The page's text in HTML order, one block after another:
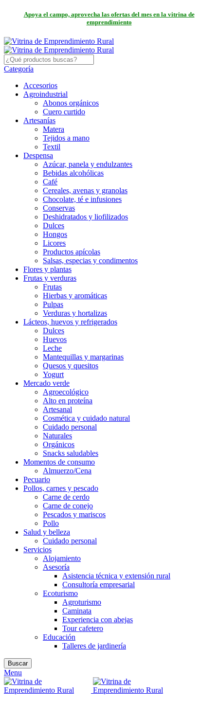
Apoya el campo, aprovecha las ofertas del mes en la vitrina de
emprendimiento
Categoría
Accesorios
Agroindustrial
Abonos orgánicos
Cuero curtido
Artesanías
Matera
Tejidos a mano
Textil
Despensa
Azúcar, panela y endulzantes
Bebidas alcohólicas
Café
Cereales, avenas y granolas
Chocolate, té e infusiones
Conservas
Deshidratados y liofilizados
Dulces
Hongos
Licores
Productos apícolas
Salsas, especias y condimentos
Flores y plantas
Frutas y verduras
Frutas
Hierbas y aromáticas
Pulpas
Verduras y hortalizas
Lácteos, huevos y refrigerados
Dulces
Huevos
Leche
Mantequillas y margarinas
Quesos y quesitos
Yogurt
Mercado verde
Agroecológico
Alto en proteína
Artesanal
Cosmética y cuidado natural
Cuidado personal
Naturales
Orgánicos
Snacks saludables
Momentos de consumo
Almuerzo/Cena
Pecuario
Pollos, carnes y pescado
Carne de cerdo
Carne de conejo
Pescados y mariscos
Pollo
Salud y belleza
Cuidado personal
Servicios
Alojamiento
Asesoría
Asistencia técnica y extensión rural
Consultoría empresarial
Ecoturismo
Agroturismo
Caminata
Experiencia con abejas
Tour cafetero
Educación
Talleres de jardinería
Buscar
Menu